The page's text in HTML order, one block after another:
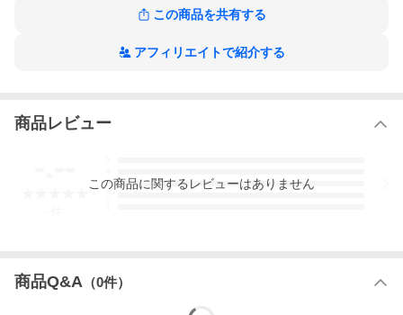
この商品を共有する
アフィリエイトで紹介する
商品レビュー
3
この商品に関するレビューはありません
商品Q&A （0件）